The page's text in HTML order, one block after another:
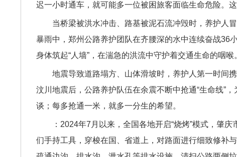
迟一小时通车，就可能多一位被困旅客面临生命危险。
当桥梁被洪水冲击、路基被泥石流冲毁时，养护人冒
暴雨中，郑州公路养护团队在齐腰深的水中连续奋战36
身体筑起“人墙”，在湍急的洪流中守护着交通生命的咽喉
地震导致道路塌方、山体滑坡时，养护人第一时间携
汶川地震后，公路养护队伍在余震不断中抢通“生命线”
谈；每多抢通一米，就多一分生的希望。
：2024年7月以来，全国各地开启“烧烤”模式，肇庆
们手持工具，穿梭在国、省道上，对路面进行细致修补